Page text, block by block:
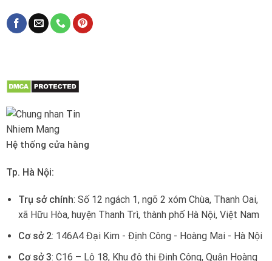
Hệ thống cửa hàng
Tp. Hà Nội:
Trụ sở chính: Số 12 ngách 1, ngõ 2 xóm Chùa, Thanh Oai,
xã Hữu Hòa, huyện Thanh Trì, thành phố Hà Nội, Việt Nam
Cơ sở 2: 146A4 Đại Kim - Định Công - Hoàng Mai - Hà Nội
Cơ sở 3: C16 – Lô 18, Khu đô thị Định Công, Quận Hoàng